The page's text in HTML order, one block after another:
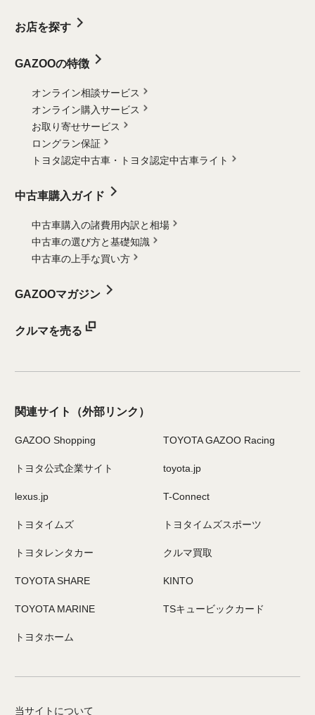
お店を探す
GAZOOの特徴
オンライン相談サービス
オンライン購入サービス
お取り寄せサービス
ロングラン保証
トヨタ認定中古車・
トヨタ認定中古車ライト
中古車購入ガイド
中古車購入の諸費用内訳と相場
中古車の選び方と基礎知識
中古車の上手な買い方
GAZOOマガジン
クルマを売る
関連サイト （外部リンク）
GAZOO Shopping TOYOTA GAZOO Racing
トヨタ公式企業サイト toyota.jp
lexus.jp T-Connect
トヨタイムズ トヨタイムズスポーツ
トヨタレンタカー クルマ買取
TOYOTA SHARE KINTO
TOYOTA MARINE TSキュービックカード
トヨタホーム
当サイトについて